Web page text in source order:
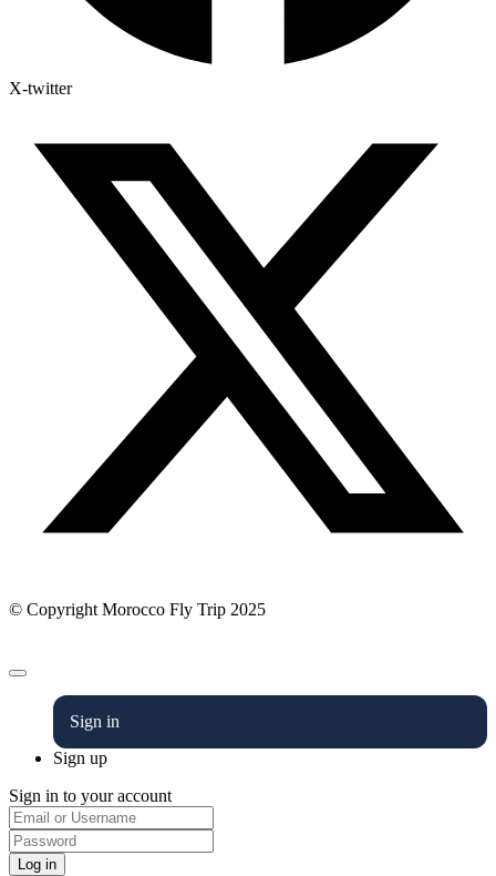
X-twitter
© Copyright Morocco Fly Trip 2025
Sign in
Sign up
Sign in to your account